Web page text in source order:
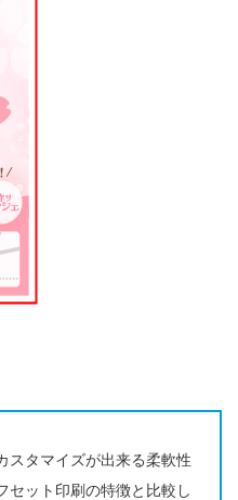
スタマイズが出来る柔軟性
セット印刷の特徴と比較し